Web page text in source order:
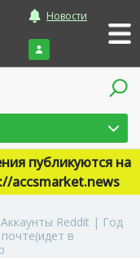
Новости
Войти
публикуются на
accsmarket.news
Аккаунты Reddit | Год
в